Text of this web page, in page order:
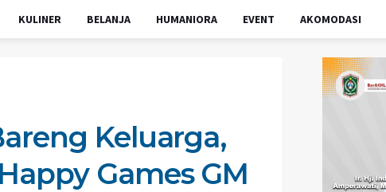
KULINER BELANJA HUMANIORA EVENT AKOMODASI
Keluarga,
Games GM